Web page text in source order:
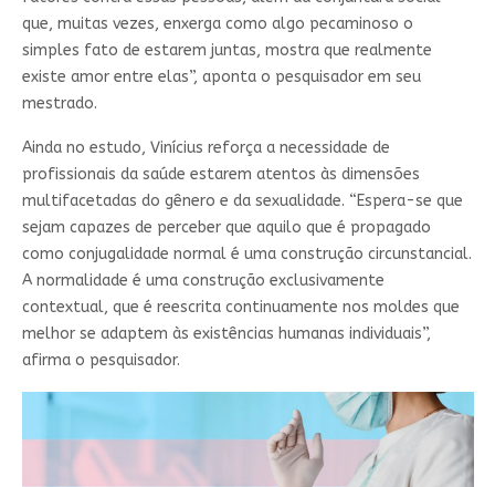
que, muitas vezes, enxerga como algo pecaminoso o
simples fato de estarem juntas, mostra que realmente
existe amor entre elas”, aponta o pesquisador em seu
mestrado.
Ainda no estudo, Vinícius reforça a necessidade de
profissionais da saúde estarem atentos às dimensões
multifacetadas do gênero e da sexualidade. “Espera-se que
sejam capazes de perceber que aquilo que é propagado
como conjugalidade normal é uma construção circunstancial.
A normalidade é uma construção exclusivamente
contextual, que é reescrita continuamente nos moldes que
melhor se adaptem às existências humanas individuais”,
afirma o pesquisador.